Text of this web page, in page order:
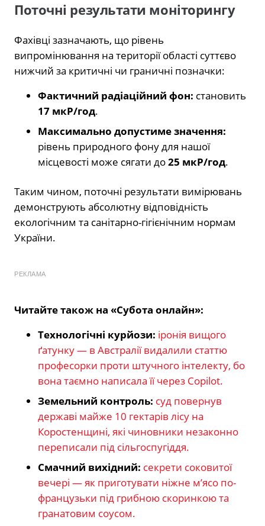
Поточні результати моніторингу
Фахівці зазначають, що рівень
випромінювання на території області суттєво
нижчий за критичні чи граничні позначки:
Фактичний радіаційний фон: становить
17 мкР/год.
Максимально допустиме значення:
рівень природного фону для нашої
місцевості може сягати до25 мкР/год.
Таким чином, поточні результати вимірювань
демонструють абсолютну відповідність
екологічним та санітарно-гігієнічним нормам
України.
РЕКЛАМА
Читайте також на «Субота онлайн»:
Технологічні курйози: іронія вищого
ґатунку — в Австралії видалили статтю
професорки проти штучного інтелекту, бо
вона таємно написала її через Copilot.
Земельний контроль: суд повернув
державі майже 10 гектарів лісу на
Коростенщині, які чиновники незаконно
переписали під сільгоспугіддя.
Смачний вихідний: секрети соковитої
вечері — як приготувати ніжне м’ясо по-
французьки під грибною скоринкою та
гранатовим соусом.